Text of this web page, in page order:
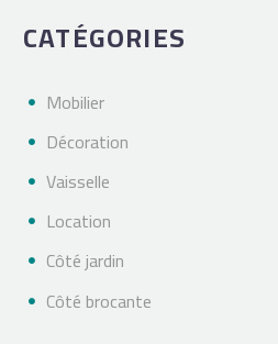
CATÉGORIES
Mobilier
Décoration
Vaisselle
Location
Côté jardin
Côté brocante